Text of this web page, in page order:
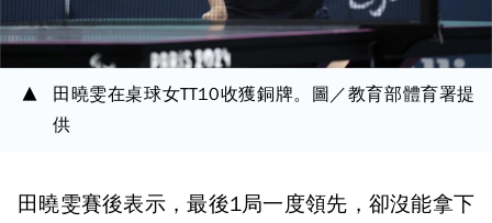
田曉雯在桌球女TT10收獲銅牌。圖／教育部體育署提
供
田曉雯賽後表示，最後1局一度領先，卻沒能拿下